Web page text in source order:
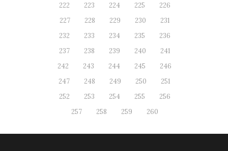
222
223 224 225
226
227
228 229 230
231
232
233 234 235
236
237
238 239 240
241
242
243 244 245
246
247
248 249 250
251
252
253 254 255
256
257
258 259 260